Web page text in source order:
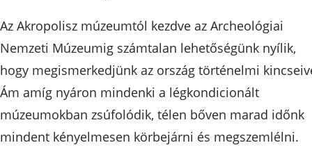
Az Akropolisz múzeumtól kezdve az Archeológiai
Nemzeti Múzeumig számtalan lehetőségünk nyílik,
hogy megismerkedjünk az ország történelmi
Ám amíg nyáron mindenki a légkondicionált
múzeumokban zsúfolódik, télen bőven marad időnk
mindent kényelmesen körbejárni és megszemlélni.